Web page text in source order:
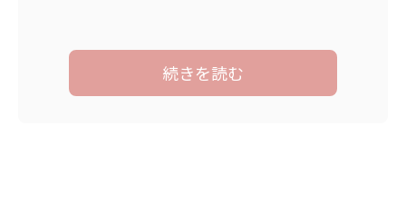
続きを読む